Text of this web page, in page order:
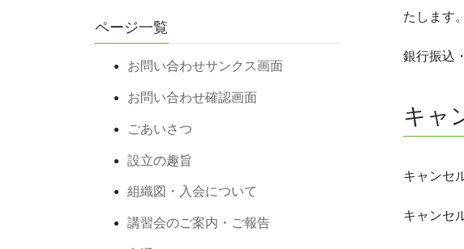
たします
銀行振込
キャ
キャンセ
キャンセ
ページ一覧
お問い合わせサンクス画面
お問い合わせ確認画面
ごあいさつ
設立の趣旨
組織図・入会について
講習会のご案内・ご報告